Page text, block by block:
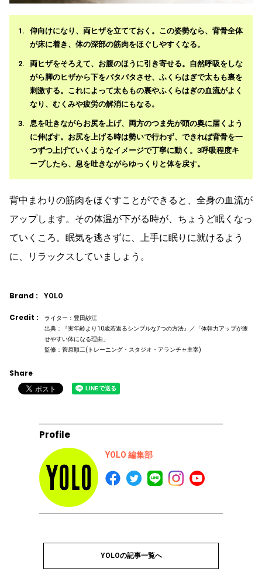
仰向けになり、両ヒザを立てておく。この姿勢なら、背骨全体
が床に着き、体の深部の筋肉をほぐしやすくなる。
両ヒザをそろえて、お腹のほうに引き寄せる。自然呼吸をしな
がら脚のヒザから下をバタバタさせ、ふくらはぎで太もも裏を
刺激する。これによって太ももの裏やふくらはぎの血流がよく
なり、むくみや疲労の解消にもなる。
息を吐きながらお尻を上げ、両方のつま先が頭の奥に届くよう
に伸ばす。お尻を上げる時は勢いで行わず、できれば背骨を一
つずつ上げていくようなイメージで丁寧に動く。3呼吸程度キ
ープしたら、息を吐きながらゆっくりと体を戻す。
背中まわりの筋肉をほぐすことができると、全身の血流が
アップします。その体温が下がる時が、ちょうど眠くなっ
ていくころ。眠気を逃さずに、上手に眠りに就けるよう
に、リラックスしていましょう。
Brand : YOLO
Credit :
ライター：豊田紗江
出典：『実年齢より10歳若返るシンプルな7つの方法』／「体幹力アップが痩
せやすい体になる理由」
監修：菅原順二(トレーニング・スタジオ・アランチャ主宰)
Share
Profile
YOLO 編集部
YOLOの記事一覧へ